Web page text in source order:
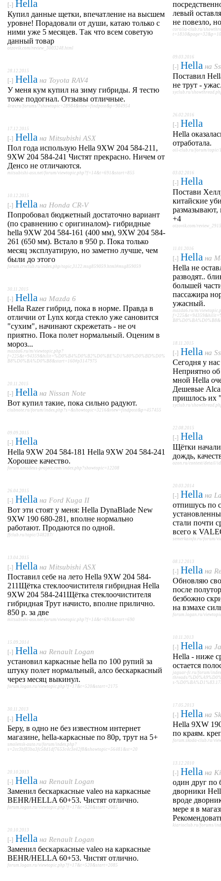
[-] Hella
Купил данные щетки, впечатление на высшем
уровне! Порадовали от души, катаю только с
ними уже 5 месяцев. Так что всем советую
данный товар
otzovik.com/review_3003248.html
28.12.2015
[-] Hella на Toyota RAV4
У меня кум купил на зиму гибриды. Я тестю
тоже подогнал. Отзывы отличные.
4rav.ru/forums/?showtopic=28984&view=findpost&p=904954
17.12.2015
[-] Hella на Mitsubishi ASX
Пол года использую Hella 9XW 204 584-211,
9XW 204 584-241 Чистят прекрасно. Ничем от
Денсо не отличаются.
mitsubishi-asx.net/forum/viewtopic.php?f=14&t=691&start=855
10.12.2015
[-] Hella на Honda CR-V
Попробовал бюджетный достаточно вариант
(по сравнению с оригиналом)- гибридные
hella 9XW 204 584-161 (400 мм), 9XW 204 584-
261 (650 мм). Встало в 950 р. Пока только
месяц эксплуатирую, но заметно лучше, чем
были до этого
forum.crvclub.ru/index.php/topic,3122.msg859059.html#msg859059
30.11.2015
[-] Hella на Mazda 6
Hella Razer гибрид, пока в норме. Правда в
отличии от Lynx когда стекло уже сановится
"сухим", начинают скрежетать - не оч
приятно. Пока полет нормальный. Оценим в
мороз...
mazda6.ru/m/viewtopic.php?
f=225&t=94359&hilit=%D0%B4%D0%B2%D0%BE%D1%80%D0%BD%D0%
B8%D0%BA%D0%B8&start=160#p3147975
20.11.2015
[-] Hella на Nissan Note
Вот купил такие, пока сильно радуют.
clubnote.ru/forum/index.php?s=&showtopic=3216&view=findpost&p=457455
09.09.2015
[-] Hella
Hella 9XW 204 584-181 Hella 9XW 204 584-241
Хорошее качество.
forum.amadeus-project.com/index.php?showtopic=12208
26.04.2015
[-] Hella на Ford Kuga II
Вот эти стоят у меня: Hella DynaBlade New
9XW 190 680-281, вполне нормально
работают. Продаются по одной.
ffclub.ru/topic/348287/
13.04.2015
[-] Hella на Mitsubishi ASX
Поставил себе на лето Hella 9XW 204 584-
211Щётка стеклоочистителя гибридная Hella
9XW 204 584-241Щётка стеклоочистителя
гибридная Трут начисто, вполне прилично.
850 р. за две
mitsubishi-asx.net/forum/viewtopic.php?f=14&t=691&start=690
15.09.2014
[-] Hella на Renault Logan
установил каркасные hella по 100 рупий за
штуку полет нормальный, алсо бескаркасный
через месяц выкинул.
forum.logan.ru/viewtopic.php?f=17&t=520&start=2175
30.11.2013
[-] Hella
Беру, в одно не без известном интернет
магазине, hella-каркасные по 80р, трут на 5+
smolensk-auto.ru/forum/index.php?
s=2cc3bf83ba3fc58d1df7653c4c3e42f8&showtopic=56481&st=20
20.10.2013
[-] Hella на Renault Logan
Заменил бескаркасные valeo на каркасные
BEHR/HELLA 60+53. Чистят отлично.
forum.logan.ru/viewtopic.php?f=17&t=520&start=2085
20.10.2013
[-] Hella на Renault Logan
Заменил бескаркасные valeo на каркасные
BEHR/HELLA 60+53. Чистят отлично.
forum.logan.ru/viewtopic.php?f=17&t=520&start=2085
левый
не повезло,
corolla-club.ru/
09.03.2016
[-] Hella на
Поставил
не трут -
syclub.ru/
26.02.2016
[-] Hella
Hella
отработала.
oil-club.ru/forum/topic/
03.02.2016
[-] Hella
Постави
китайские
размазывают,
+4
otzovik.com/
11.01.2016
[-] Hella на
Hella не
разводят..
большей
пассажира
ужасный.
mazda6.ru/m/
18.11.2015
[-] Hella на
Сегодня у
Неприятно
мной Hella
Дешевые Alca
пришлось их
syclub.ru/
22.08.2015
[-] Hella
Щётки
дождь,
ozon.ru/context/detail/
20.03.2014
[-] Hella на
отпишусь по
стали почти
всего к
semerkainfo.ru/forum/
08.12.2013
[-] Hella на
Обновляю
после
безбожно
на взмахе
forum.logan.ru/
10.11.2013
[-] Hella на
Hella - ниже
остается
jaguar-fc.ru/forum/
threads/
s-
17.05.2013
[-] Hella на
Hella 9XW
по краям.
forum.skoda-club.ru/
13.12.2010
[-] Hella на
один друг по
дворники
вроде
мере я в
kiarioclub.ru/forums/